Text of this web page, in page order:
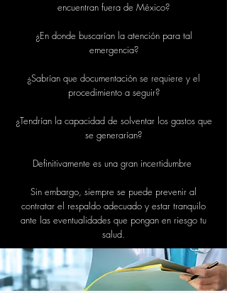
encuentran fuera de México?
¿En donde buscarían la atención para tal
emergencia?
¿Sabrían que documentación se requiere y el
procedimiento a seguir?
¿Tendrían la capacidad de solventar los gastos que
se generarían?
Definitivamente es una gran incertidumbre
Sin embargo, siempre se puede prevenir al
contratar el respaldo adecuado y estar tranquilo
ante las eventualidades que pongan en riesgo tu
salud.